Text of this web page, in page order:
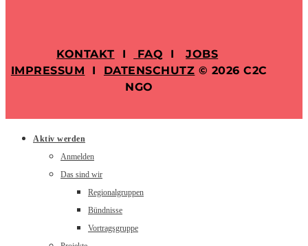
KONTAKT I FAQ IJOBS
IMPRESSUM I DATENSCHUTZ © 2026 C2C
NGO
Aktiv werden
Anmelden
Das sind wir
Regionalgruppen
Bündnisse
Vortragsgruppe